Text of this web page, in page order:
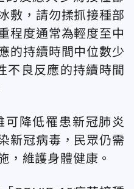
敷，請勿揉抓接種部
程度通常為輕度至中
的持續時間中位數少
不良反應的持續時間
降低罹患新冠肺炎
新冠病毒，民眾仍需
，維護身體健康。